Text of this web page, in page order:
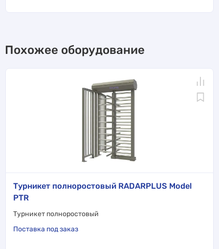
Похожее оборудование
Турникет полноростовый RADARPLUS Model
PTR
Турникет полноростовый
Поставка под заказ